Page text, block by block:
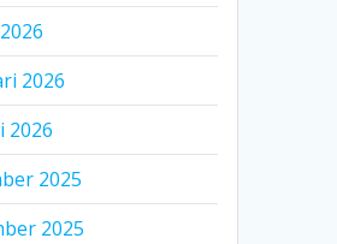
2026
2026
2025
2025